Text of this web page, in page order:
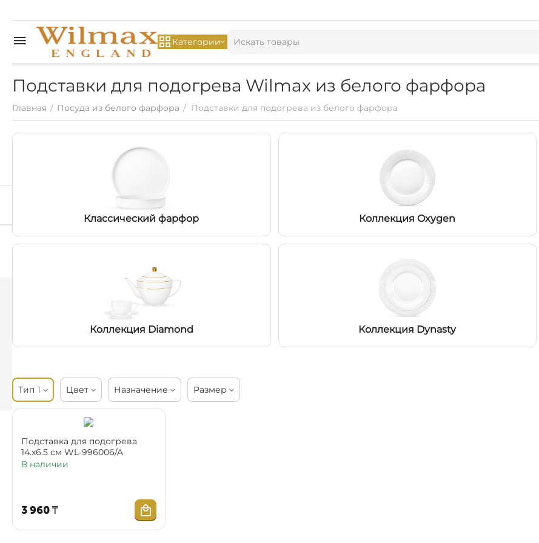
Категории
Подставки для подогрева Wilmax из белого фарфора
Главная / Посуда из белого фарфора / Подставки для подогрева из белого фарфора
Классический фарфор Коллекция Oxygen
Коллекция Diamond Коллекция Dynasty
Тип 1 Цвет Назначение Размер
Подставка для подогрева
14.x6.5 см WL‑996006/A
В наличии
3 960₸